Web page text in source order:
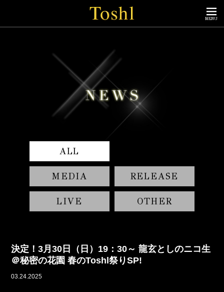
MENU
ALL
MEDIA RELEASE
LIVE OTHER
決定！3月30日（日）19：30～ 龍玄としのニコ生
＠秘密の花園 春のToshl祭りSP!
03.24.2025